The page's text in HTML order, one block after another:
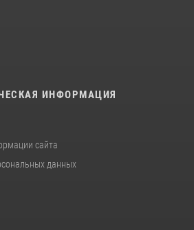
ИНФОРМАЦИЯ
сайта
данных